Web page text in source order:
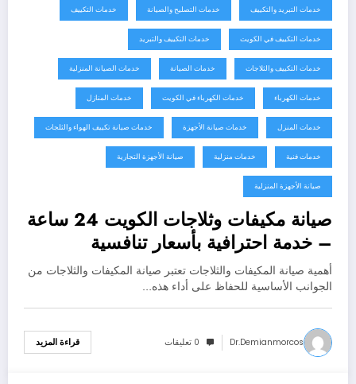
خدمات التبريد والتكييف خدمات التصليح والصيانة خدمات التكييف
خدمات التكييف في الكويت خدمات التكييف والتبريد
خدمات التكييف والثلاجات خدمات الصيانة خدمات الصيانة المنزلية
خدمات الكهرباء خدمات الكهرباء في الكويت خدمات المنازل
خدمات المنزل خدمات صيانة الأجهزة خدمات صيانة تكييف الهواء والثلجات
خدمات فنية خدمات منزلية صيانة الأجهزة التجارية
صيانة الأجهزة المنزلية
صيانة مكيفات وثلاجات الكويت 24 ساعة
– خدمة احترافية بأسعار تنافسية
60352355
أهمية صيانة المكيفات والثلاجات تعتبر صيانة المكيفات والثلاجات من
الجوانب الأساسية للحفاظ على أداء هذه…
Dr.demianmorcos 0 تعليقات قراءة المزيد